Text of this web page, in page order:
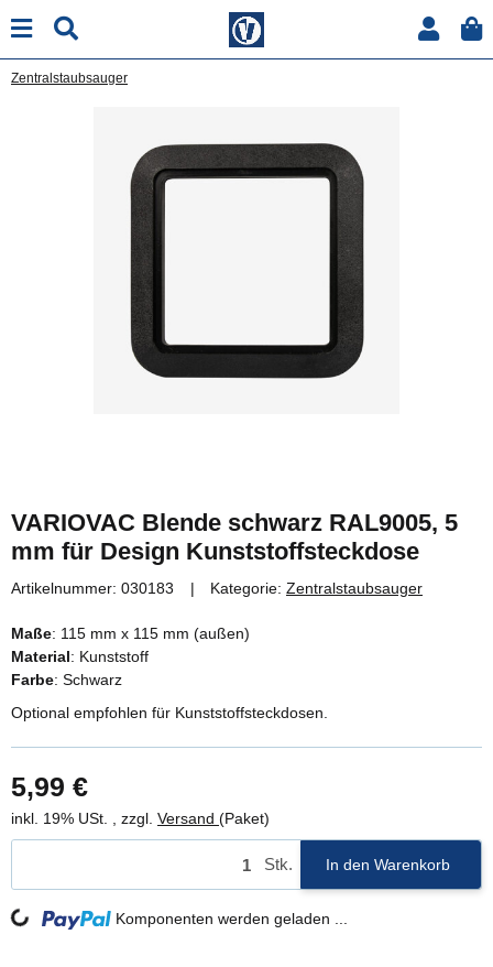
Zentralstaubsauger
VARIOVAC Blende schwarz RAL9005, 5
mm für Design Kunststoffsteckdose
Artikelnummer: 030183 Kategorie: Zentralstaubsauger
Maße: 115 mm x 115 mm (außen)
Material: Kunststoff
Farbe: Schwarz
Optional empfohlen für Kunststoffsteckdosen.
5,99 €
inkl. 19% USt. , zzgl. Versand (Paket)
Stk. In den Warenkorb
Loading... Komponenten werden geladen ...